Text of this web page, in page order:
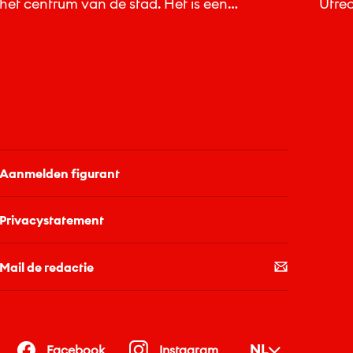
Aanmelden figurant
Privacystatement
Mail de redactie
Facebook Instagram